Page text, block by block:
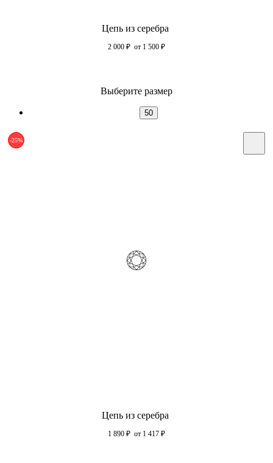
Цепь из серебра
2 000 ₽ от 1 500 ₽
Выберите размер
50
-25%
Цепь из серебра
1 890 ₽ от 1 417 ₽